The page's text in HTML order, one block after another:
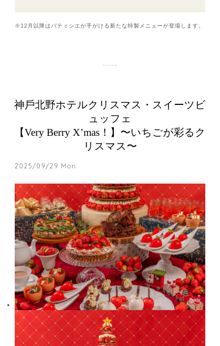
※12⽉以降はパティシエが⼿がける新たな特製メニューが登場します。
神⼾北野ホテルクリスマス・スイーツビ
ュッフェ
【Very Berry Xʼmas！】〜いちごが彩るク
リスマス〜
2025/09/29 Mon